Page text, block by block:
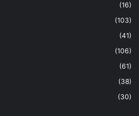
(16)
(103)
(41)
(106)
(61)
(38)
(30)